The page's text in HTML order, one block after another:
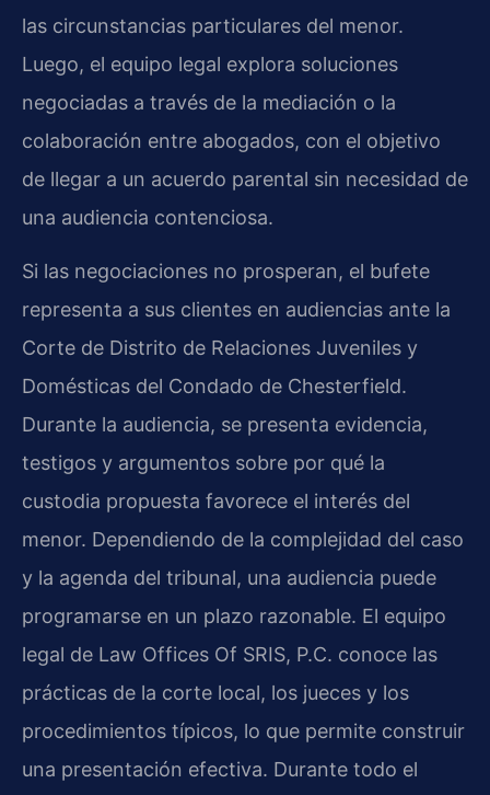
las circunstancias particulares del menor.
Luego, el equipo legal explora soluciones
negociadas a través de la mediación o la
colaboración entre abogados, con el objetivo
de llegar a un acuerdo parental sin necesidad de
una audiencia contenciosa.
Si las negociaciones no prosperan, el bufete
representa a sus clientes en audiencias ante la
Corte de Distrito de Relaciones Juveniles y
Domésticas del Condado de Chesterfield.
Durante la audiencia, se presenta evidencia,
testigos y argumentos sobre por qué la
custodia propuesta favorece el interés del
menor. Dependiendo de la complejidad del caso
y la agenda del tribunal, una audiencia puede
programarse en un plazo razonable. El equipo
legal de Law Offices Of SRIS, P.C. conoce las
prácticas de la corte local, los jueces y los
procedimientos típicos, lo que permite construir
una presentación efectiva. Durante todo el